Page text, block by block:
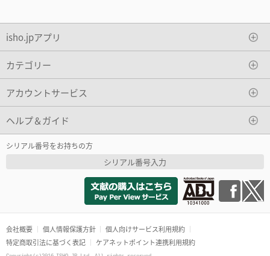
isho.jpアプリ
カテゴリー
アカウントサービス
ヘルプ＆ガイド
シリアル番号をお持ちの方
シリアル番号入力
会社概要 個人情報保護方針
個人向けサービス利用規約
特定商取引法に基づく表記
ケアネットポイント連携利用規約